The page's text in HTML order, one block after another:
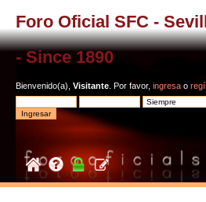
Foro Oficial SFC -
- Since 1890
Bienvenido(a), Visitante . Por favor, ingresa o